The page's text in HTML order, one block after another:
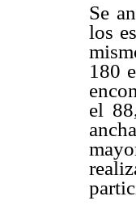
Se
los
180
el